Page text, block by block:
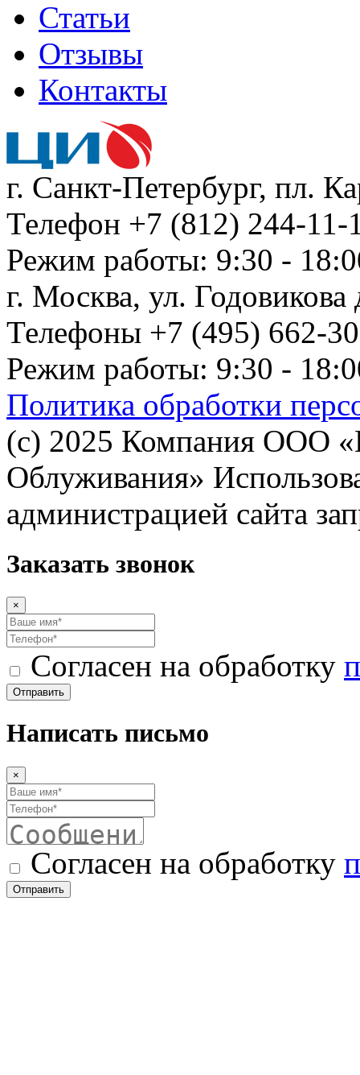
Статьи
Отзывы
Контакты
г. Санкт-Петербург, пл.
Телефон +7 (812) 244-
Режим работы: 9:30 -
г. Москва, ул.
Телефоны +7 (495) 662-
Режим работы: 9:30 -
Политика обработки
(с) 2025 Компания ООО
Облуживания»
администрацией сайта
Заказать звонок
×
Согласен на обработку
Отправить
Написать письмо
×
Согласен на обработку
Отправить